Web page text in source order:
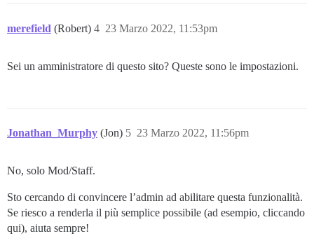
merefield (Robert) 23 Marzo 2022, 11:53pm
4
Sei un amministratore di questo sito? Queste sono le impostazioni.
Jonathan_Murphy (Jon) 23 Marzo 2022, 11:56pm
5
No, solo Mod/Staff.
Sto cercando di convincere l’admin ad abilitare questa funzionalità.
Se riesco a renderla il più semplice possibile (ad esempio, cliccando
qui), aiuta sempre!